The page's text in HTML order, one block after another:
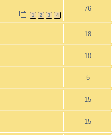
1 2 3 4
76
18
10
5
15
15